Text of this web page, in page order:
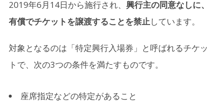
3-1. 転売チケットの主なトラブル例
4. 安心・安全にチケットを購入するには
5. おわりに
2019年6月14日から施行され、 興行主の同意なしに、
有償でチケットを譲渡することを禁止しています。
対象となるのは「特定興行入場券」と呼ばれるチケッ
トで、次の3つの条件を満たすものです。
座席指定などの特定があること